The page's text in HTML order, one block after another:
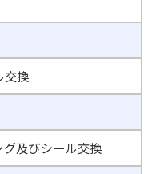
換
及びシール交換